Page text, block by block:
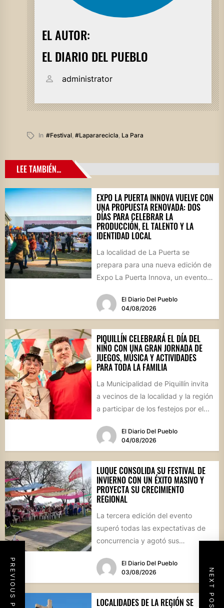
EL AUTOR:
EL DIARIO DEL PUEBLO
administrator
In #festival, #lapararecicla La Para
PREVIOUS POST NEXT POST
LEE TAMBIÉN...
EXPO LA PUERTA INNOVA VUELVE CON
UNA PROPUESTA RENOVADA: DOS
DÍAS PARA CELEBRAR LA
PRODUCCIÓN, EL TALENTO Y LA
IDENTIDAD LOCAL
La localidad de La Puerta se
prepara para una nueva edición de
Expo La Puerta Innova, un evento
El Diario Del Pueblo
04/08/2026
PIQUILLÍN CELEBRARÁ EL DÍA DEL
NIÑO CON UNA GRAN JORNADA DE
JUEGOS, MÚSICA Y ACTIVIDADES
PARA TODA LA FAMILIA
La Municipalidad de Piquillín invita
a vecinos de la localidad y la región
a participar de los festejos por el...
El Diario Del Pueblo
04/08/2026
LUQUE CONSOLIDA SU FESTIVAL DE
INVIERNO CON UN ÉXITO MASIVO Y
PROYECTA SU CRECIMIENTO
REGIONAL
La tercera edición del evento
superó todas las expectativas de
concurrencia y agotó sus
marco, el...El Diario Del Pueblo
03/08/2026
LOCALIDADES DE LA REGIÓN SE